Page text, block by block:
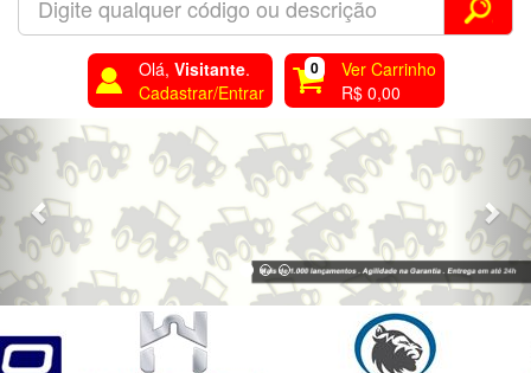
Olá, Visitante.
Cadastrar/Entrar
0
Ver Carrinho
R$ 0,00
Previous